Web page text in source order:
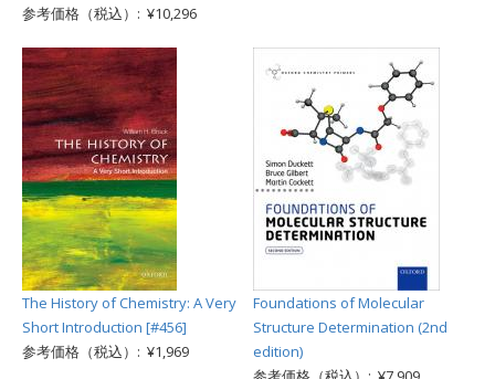
参考価格（税込）: ¥10,296
The History of Chemistry: A Very
Short Introduction [#456]
参考価格（税込）: ¥1,969
Foundations of Molecular
Structure Determination (2nd
edition)